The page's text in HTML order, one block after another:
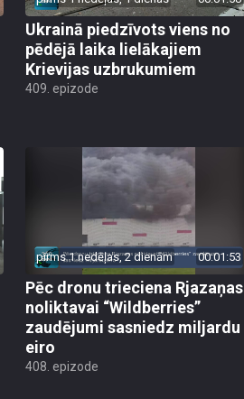
Ukrainā piedzīvots viens no
pēdējā laika lielākajiem
Krievijas uzbrukumiem
409. epizode
pirms 1 nedēļas, 2 dienām 00:01:53
Pēc dronu trieciena Rjazaņas
noliktavai “Wildberries”
zaudējumi sasniedz miljardu
eiro
408. epizode